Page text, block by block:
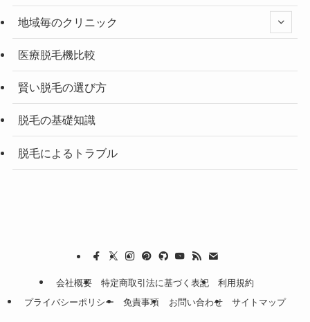
地域毎のクリニック
医療脱毛機比較
賢い脱毛の選び方
脱毛の基礎知識
脱毛によるトラブル
会社概要 特定商取引法に基づく表記
利用規約
プライバシーポリシー
免責事項 お問い合わせ サイトマップ